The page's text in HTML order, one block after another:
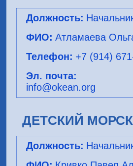
Атламаева
+7 (914)
info@okean.org
ДЕТСКИЙ